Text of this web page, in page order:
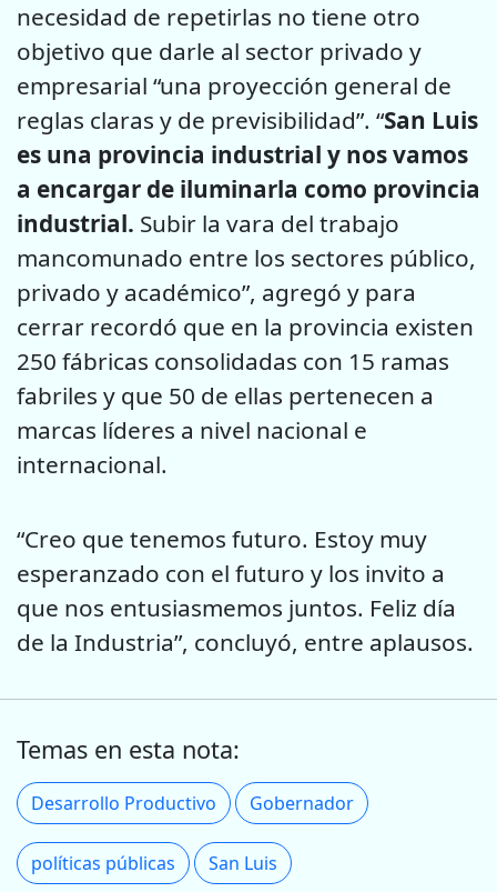
necesidad de repetirlas no tiene otro
objetivo que darle al sector privado y
empresarial “una proyección general de
reglas claras y de previsibilidad”. “San Luis
es una provincia industrial y nos vamos
a encargar de iluminarla como provincia
industrial. Subir la vara del trabajo
mancomunado entre los sectores público,
privado y académico”, agregó y para
cerrar recordó que en la provincia existen
250 fábricas consolidadas con 15 ramas
fabriles y que 50 de ellas pertenecen a
marcas líderes a nivel nacional e
internacional.
“Creo que tenemos futuro. Estoy muy
esperanzado con el futuro y los invito a
que nos entusiasmemos juntos. Feliz día
de la Industria”, concluyó, entre aplausos.
Temas en esta nota:
Desarrollo Productivo Gobernador
políticas públicas San Luis